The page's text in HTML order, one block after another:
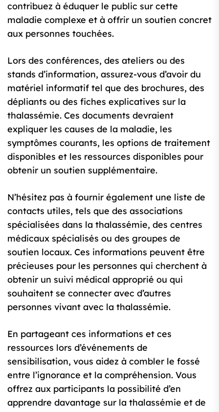
contribuez à éduquer le public sur cette
maladie complexe et à offrir un soutien concret
aux personnes touchées.
Lors des conférences, des ateliers ou des
stands d’information, assurez-vous d’avoir du
matériel informatif tel que des brochures, des
dépliants ou des fiches explicatives sur la
thalassémie. Ces documents devraient
expliquer les causes de la maladie, les
symptômes courants, les options de traitement
disponibles et les ressources disponibles pour
obtenir un soutien supplémentaire.
N’hésitez pas à fournir également une liste de
contacts utiles, tels que des associations
spécialisées dans la thalassémie, des centres
médicaux spécialisés ou des groupes de
soutien locaux. Ces informations peuvent être
précieuses pour les personnes qui cherchent à
obtenir un suivi médical approprié ou qui
souhaitent se connecter avec d’autres
personnes vivant avec la thalassémie.
En partageant ces informations et ces
ressources lors d’événements de
sensibilisation, vous aidez à combler le fossé
entre l’ignorance et la compréhension. Vous
offrez aux participants la possibilité d’en
apprendre davantage sur la thalassémie et de